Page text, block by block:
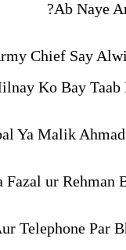
Ab Naye
Chief Say
Ko Bay Taab
Ya Malik
ur Rehman
Telephone Par